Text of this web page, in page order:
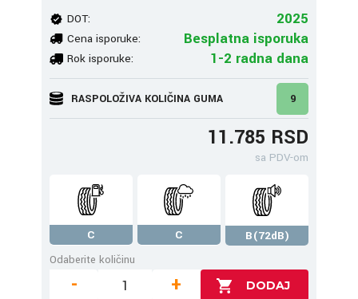
DOT: 2025
Cena isporuke: Besplatna isporuka
Rok isporuke: 1-2 radna dana
RASPOLOŽIVA KOLIČINA GUMA 9
11.785 RSD
sa PDV-om
C C
B(72dB)
Odaberite količinu
- +